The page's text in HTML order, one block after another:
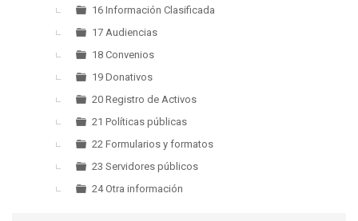
16 Información Clasificada
17 Audiencias
18 Convenios
19 Donativos
20 Registro de Activos
21 Políticas públicas
22 Formularios y formatos
23 Servidores públicos
24 Otra información